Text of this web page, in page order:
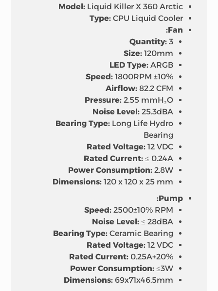
Model:Liquid Killer X 360 Arctic
Type: CPU Liquid Cooler
Fan:
Quantity: 3
Size: 120mm
LED Type: ARGB
Speed:1800RPM ±10%
Airflow:82.2 CFM
Pressure:2.55 mmH₂O
Noise Level: 25.3dBA
Bearing Type: Long Life Hydro
Bearing
Rated Voltage:12 VDC
Rated Current: ≤ 0.24A
Power Consumption: 2.8W
Dimensions:120 x 120 x 25 mm
Pump:
Speed: 2500±10% RPM
Noise Level: ≤ 28dBA
Bearing Type: Ceramic Bearing
Rated Voltage:12 VDC
Rated Current: 0.25A+20%
Power Consumption:≤3W
Dimensions: 69x71x46.5mm